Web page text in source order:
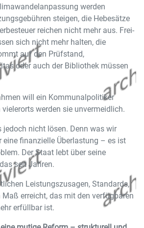
werden
steigen, die Hebesätze
reichen nicht mehr aus. Frei-
sich nicht mehr halten, die
auf den Prüfstand,
oder auch der Bibliothek müssen
will ein Kommunalpolitiker
werden sie unvermeidlich.
jedoch nicht lösen. Denn was wir
eine finanzielle Überlastung – es ist
Der Staat lebt über seine
seit Jahren.
Leistungszusagen, Standards,
Maß erreicht, das mit den verfügbaren
erfüllbar ist.